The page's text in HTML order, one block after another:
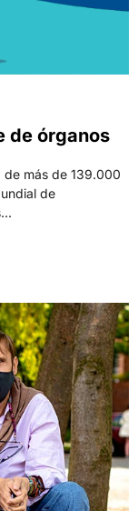
de órganos
más de 139.000
de